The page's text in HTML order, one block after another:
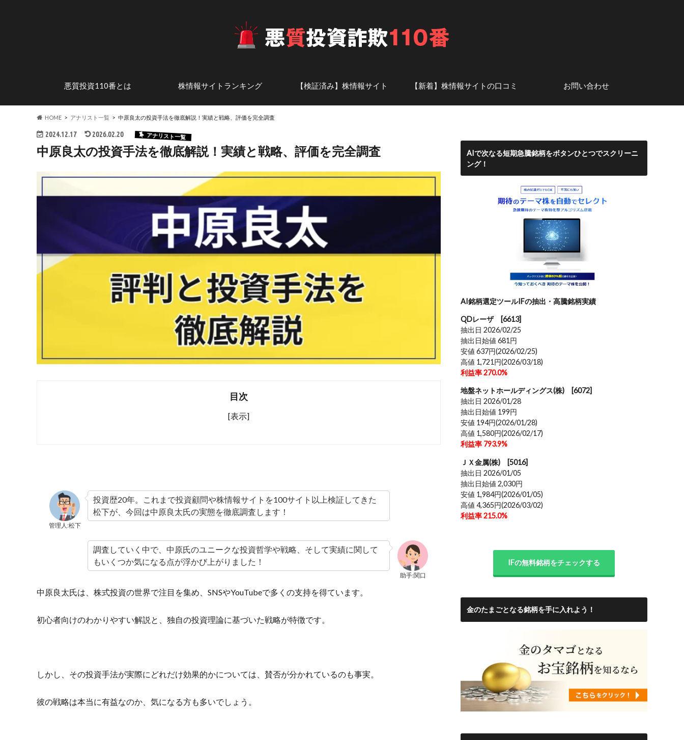
悪質投資110番とは
安心して株式投資を楽しむため
に
株式投資の魅力
投資詐欺の手口
危険なステマサイトを調査
株情報サイトランキング
行政処分歴のある投資顧問
優良投資顧問サイト
【検証済み】株情報サイト
株情報サイト-あ行
株情報サイト-か行
株情報サイト-さ行
株情報サイト-た行
株情報サイト-な行
株情報サイト-は行
株情報サイト-ま行
株情報サイト-や・ら・わ行
株情報サイト-英数字
アナリスト一覧 話題の投資系アナリスト
【新着】株情報サイトの口コミ
証券会社の口コミ・評判
株初心者にもおすすめのネット
お問い合わせ
サイト運営者情報
HOME アナリスト一覧 中原良太の投資手法を徹底解説！実績と戦略、評価を完全調査
2024.12.17 2026.02.20 アナリスト一覧
中原良太の投資手法を徹底解説！実績と戦略、評価を完全調査
目次
[表示]
管理人:松下
投資歴20年。これまで投資顧問や株情報サイトを100サイト以上検証してきた
松下が、今回は中原良太氏の実態を徹底調査します！
助手:関口
調査していく中で、中原氏のユニークな投資哲学や戦略、そして実績に関して
もいくつか気になる点が浮かび上がりました！
中原良太氏は、株式投資の世界で注目を集め、SNSやYouTubeで多くの支持を得ています。
初心者向けのわかりやすい解説と、独自の投資理論に基づいた戦略が特徴です。
しかし、その投資手法が実際にどれだけ効果的かについては、賛否が分かれているのも事実。
彼の戦略は本当に有益なのか、気になる方も多いでしょう。
AIで次なる短期急騰銘柄をボタンひとつでスクリーニ
ング！
AI銘柄選定ツールIFの抽出・高騰銘柄実績
QDレーザ [6613]
抽出日 2026/02/25
抽出日始値 681円
安値 637円(2026/02/25)
高値 1,721円(2026/03/18)
利益率 270.0%
地盤ネットホールディングス(株) [6072]
抽出日 2026/01/28
抽出日始値 199円
安値 194円(2026/01/28)
高値 1,580円(2026/02/17)
利益率 793.9%
ＪＸ金属(株) [5016]
抽出日 2026/01/05
抽出日始値 2,030円
安値 1,984円(2026/01/05)
高値 4,365円(2026/03/02)
利益率 215.0%
IFの無料銘柄をチェックする
金のたまごとなる銘柄を手に入れよう！